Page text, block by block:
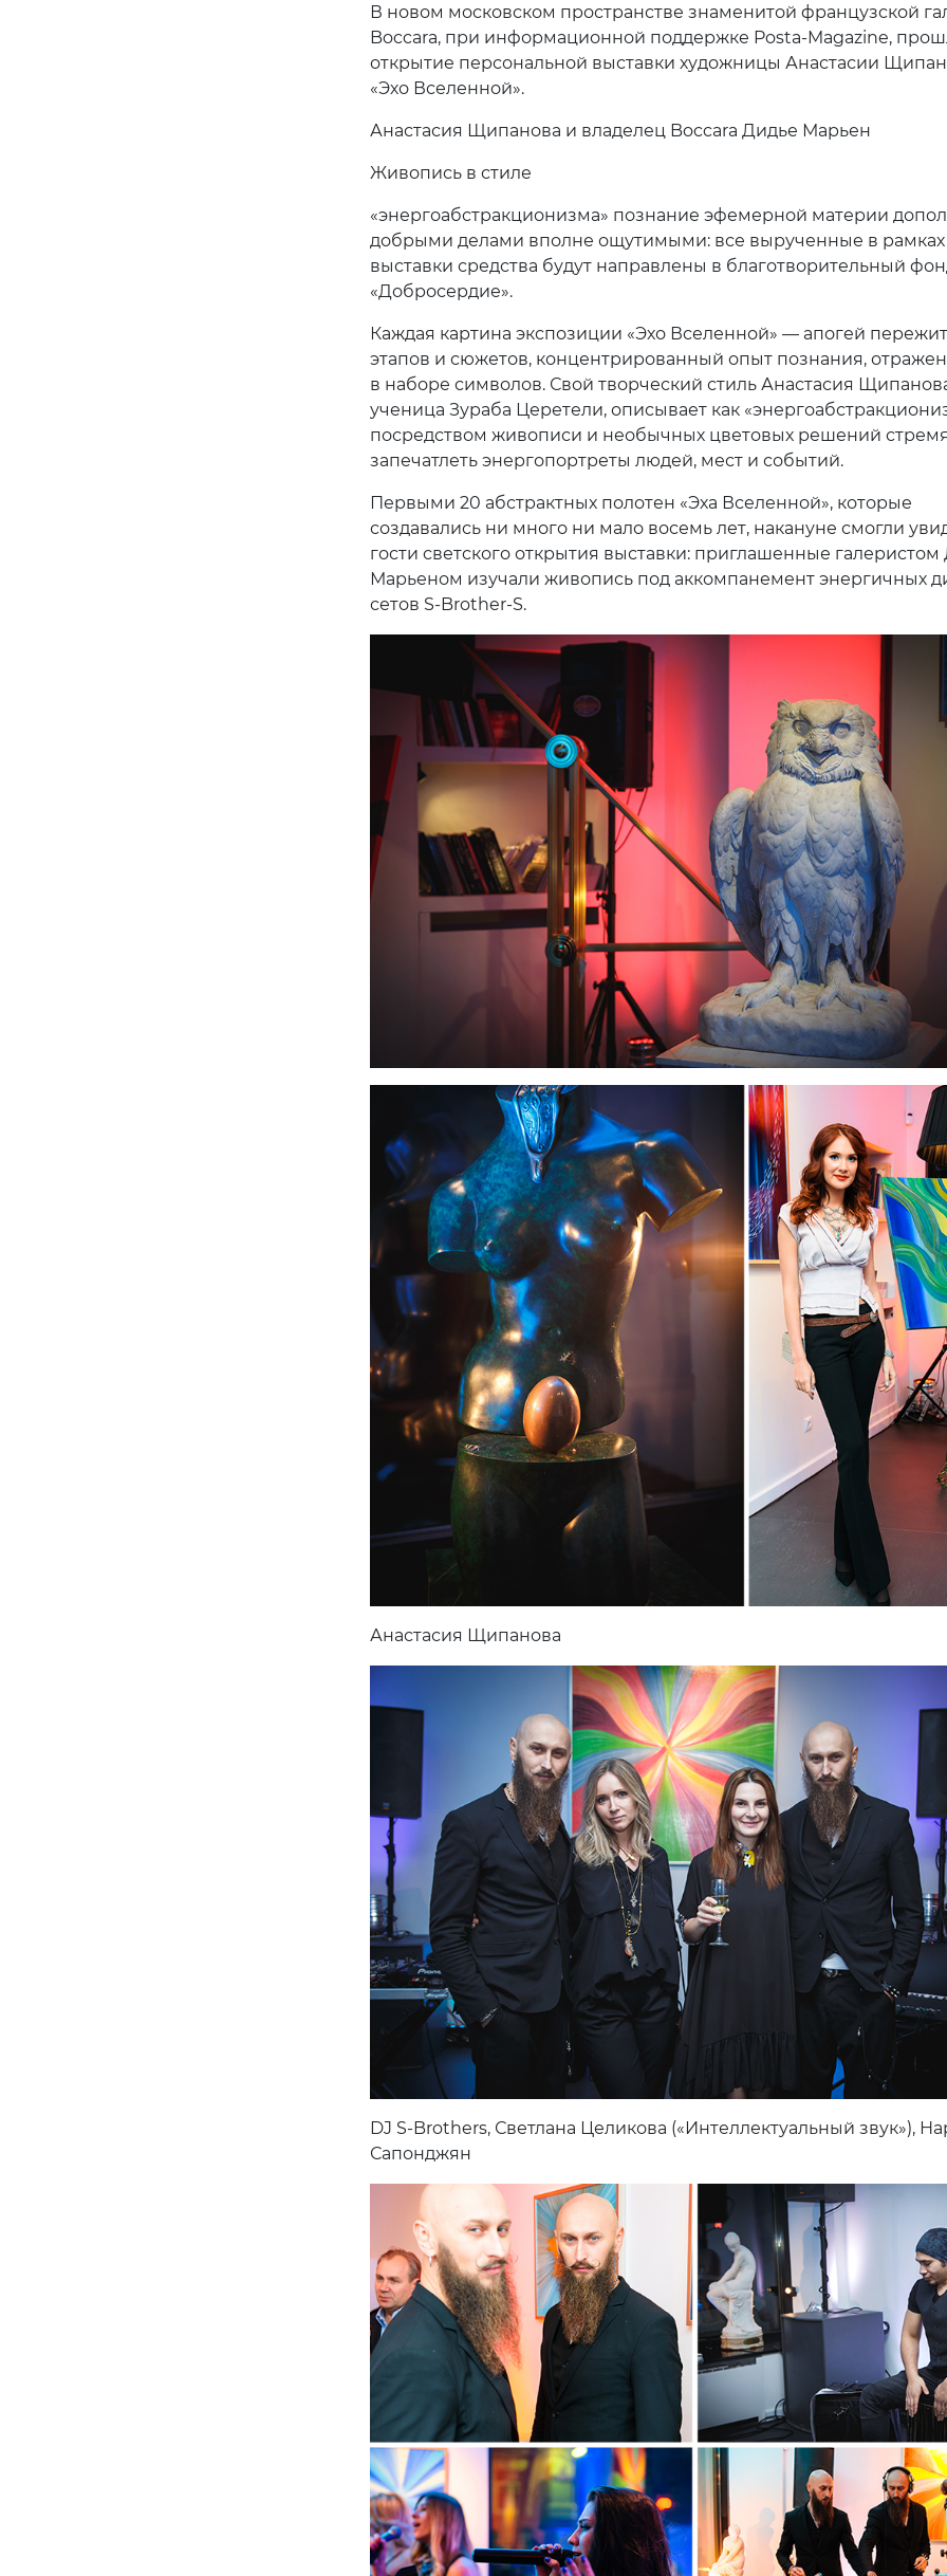
В новом московском пространстве знаменитой французской
Boccara, при информационной поддержке Posta-Magazine,
открытие персональной выставки художницы Анастасии
«Эхо Вселенной».
Анастасия Щипанова и владелец Boccara Дидье Марьен
Живопись в стиле
«энергоабстракционизма» познание эфемерной материи
добрыми делами вполне ощутимыми: все вырученные в рамках
выставки средства будут направлены в благотворительный
«Добросердие».
Каждая картина экспозиции «Эхо Вселенной» — апогей
этапов и сюжетов, концентрированный опыт познания,
в наборе символов. Свой творческий стиль Анастасия
ученица Зураба Церетели, описывает как
посредством живописи и необычных цветовых решений
запечатлеть энергопортреты людей, мест и событий.
Первыми 20 абстрактных полотен «Эха Вселенной», которые
создавались ни много ни мало восемь лет, накануне смогли
гости светского открытия выставки: приглашенные галеристом
Марьеном изучали живопись под аккомпанемент энергичных
сетов S-Brother-S.
Анастасия Щипанова
DJ S-Brothers, Светлана Целикова («Интеллектуальный звук»),
Сапонджян